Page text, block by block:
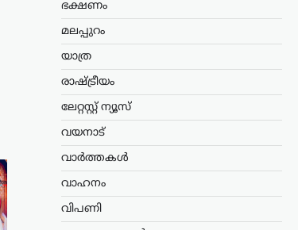
ഭക്ഷണം
മലപ്പുറം
യാത്ര
രാഷ്ട്രീയം
ലേറ്റസ്റ്റ് ന്യൂസ്
വയനാട്
വാർത്തകൾ
വാഹനം
വിപണി